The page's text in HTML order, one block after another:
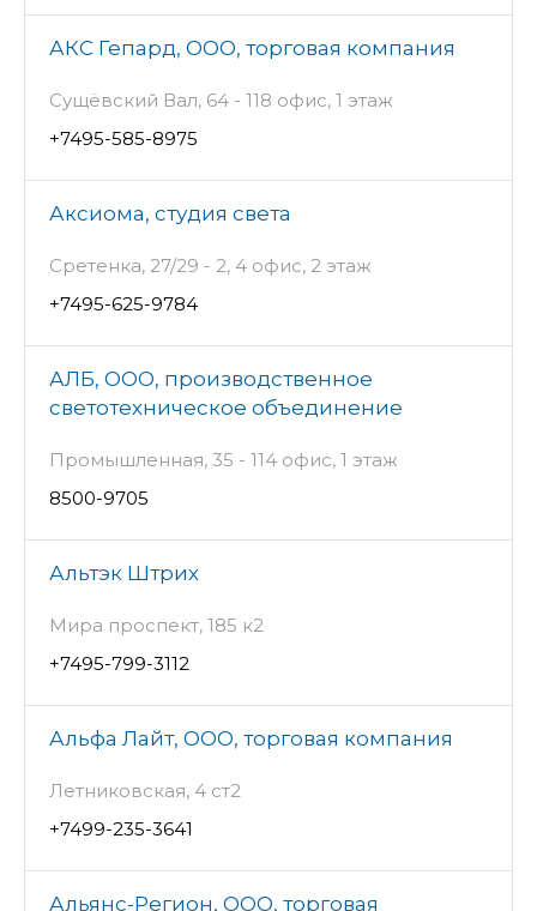
АКС Гепард, ООО, торговая компания
Сущёвский Вал, 64 - 118 офис, 1 этаж
+7495-585-8975
Аксиома, студия света
Сретенка, 27/29 - 2, 4 офис, 2 этаж
+7495-625-9784
АЛБ, ООО, производственное
светотехническое объединение
Промышленная, 35 - 114 офис, 1 этаж
8500-9705
Альтэк Штрих
Мира проспект, 185 к2
+7495-799-3112
Альфа Лайт, ООО, торговая компания
Летниковская, 4 ст2
+7499-235-3641
Альянс-Регион, ООО, торговая